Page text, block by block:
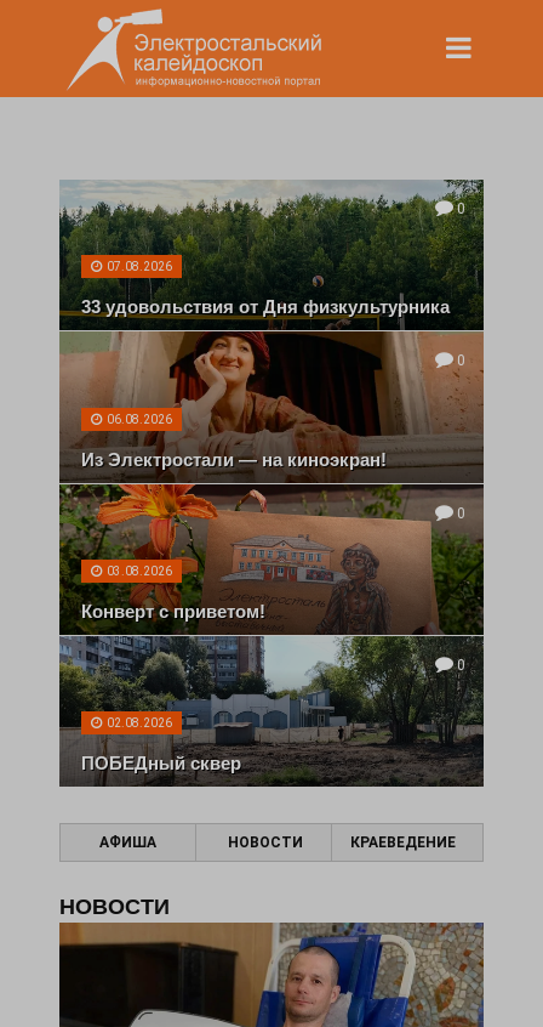
0
07.08.2026
33 удовольствия от Дня физкультурника
0
06.08.2026
Из Электростали — на киноэкран!
0
03.08.2026
Конверт с приветом!
0
02.08.2026
ПОБЕДный сквер
АФИША НОВОСТИ КРАЕВЕДЕНИЕ
НОВОСТИ